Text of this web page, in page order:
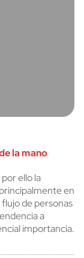
la mano
ello la
en
de personas
a
importancia.